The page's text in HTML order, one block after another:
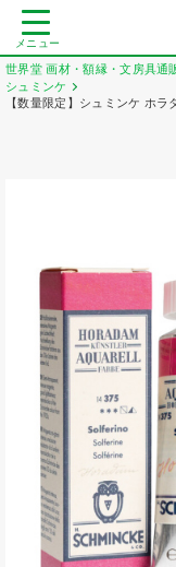
メニュー
世界堂 画材・額縁・文房具通
シュミンケ
【数量限定】シュミンケ ホ